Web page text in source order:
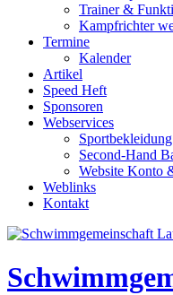
Trainer &
Kampfrichter
Termine
Kalender
Artikel
Speed Heft
Sponsoren
Webservices
Sportbekleidung
Second-Hand
Website Konto
Weblinks
Kontakt